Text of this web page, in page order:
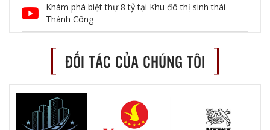
Khám phá biệt thự 8 tỷ tại Khu đô thị sinh thái
Thành Công
ĐỐI TÁC CỦA CHÚNG TÔI